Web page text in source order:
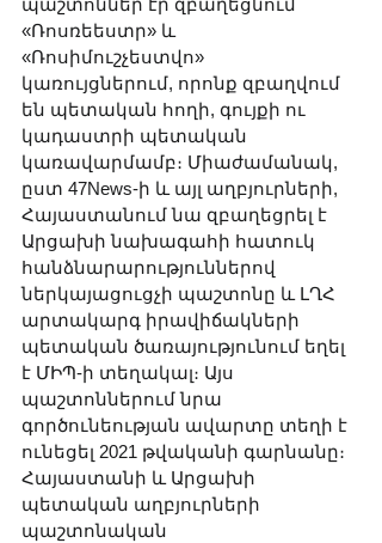
պաշտոններ էր զբաղեցնում՝
«Ռոսռեեստր» և
«Ռոսիմուշչեստվո»
կառույցներում, որոնք զբաղվում
են պետական հողի, գույքի ու
կադաստրի պետական
կառավարմամբ։ Միաժամանակ,
ըստ 47News-ի և այլ աղբյուրների,
Հայաստանում նա զբաղեցրել է
Արցախի նախագահի հատուկ
հանձնարարություններով
ներկայացուցչի պաշտոնը և ԼՂՀ
արտակարգ իրավիճակների
պետական ծառայությունում եղել
է ՄԻՊ-ի տեղակալ։ Այս
պաշտոններում նրա
գործունեության ավարտը տեղի է
ունեցել 2021 թվականի գարնանը։
Հայաստանի և Արցախի
պետական աղբյուրների
պաշտոնական